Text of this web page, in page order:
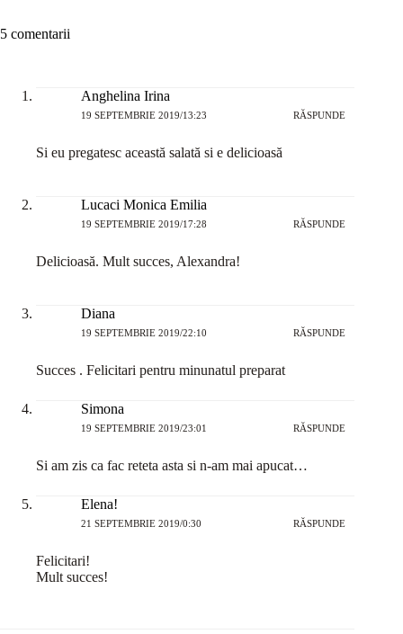
5 comentarii
Anghelina Irina
19 SEPTEMBRIE 2019/13:23 RĂSPUNDE
Si eu pregatesc această salată si e delicioasă
Lucaci Monica Emilia
19 SEPTEMBRIE 2019/17:28 RĂSPUNDE
Delicioasă. Mult succes, Alexandra!
Diana
19 SEPTEMBRIE 2019/22:10 RĂSPUNDE
Succes . Felicitari pentru minunatul preparat
Simona
19 SEPTEMBRIE 2019/23:01 RĂSPUNDE
Si am zis ca fac reteta asta si n-am mai apucat…
Elena!
21 SEPTEMBRIE 2019/0:30 RĂSPUNDE
Felicitari!
Mult succes!